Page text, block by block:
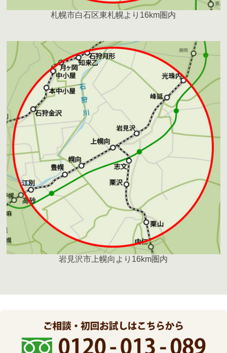
札幌市白石区東札幌より16km圏内
岩見沢市上幌向より16km圏内